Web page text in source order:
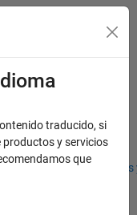
locales
traducido, si
productos y servicios
que